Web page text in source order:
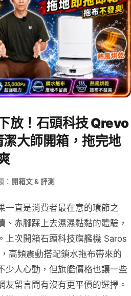
放！石頭科技 Qrevo
大師開箱，拖完地
： 開箱文 & 評測
一直是消費者最在意的環節之
、赤腳踩上去濕濕黏黏的體驗，
上次開箱石頭科技旗艦機 Saros
高頻震動搭配鎖水拖布帶來的
少人心動，但旗艦價格也讓一些
友留言問有沒有更平價的選擇。